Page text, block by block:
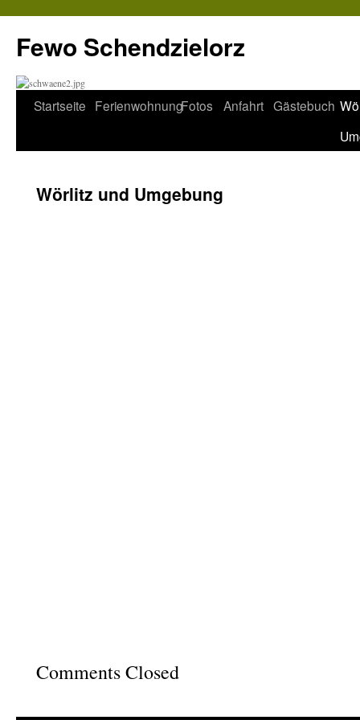
Fewo Schendzielorz
Startseite FerienwohnungFotos Anfahrt Gästebuch
Wörlitz und Umgebung
Comments Closed